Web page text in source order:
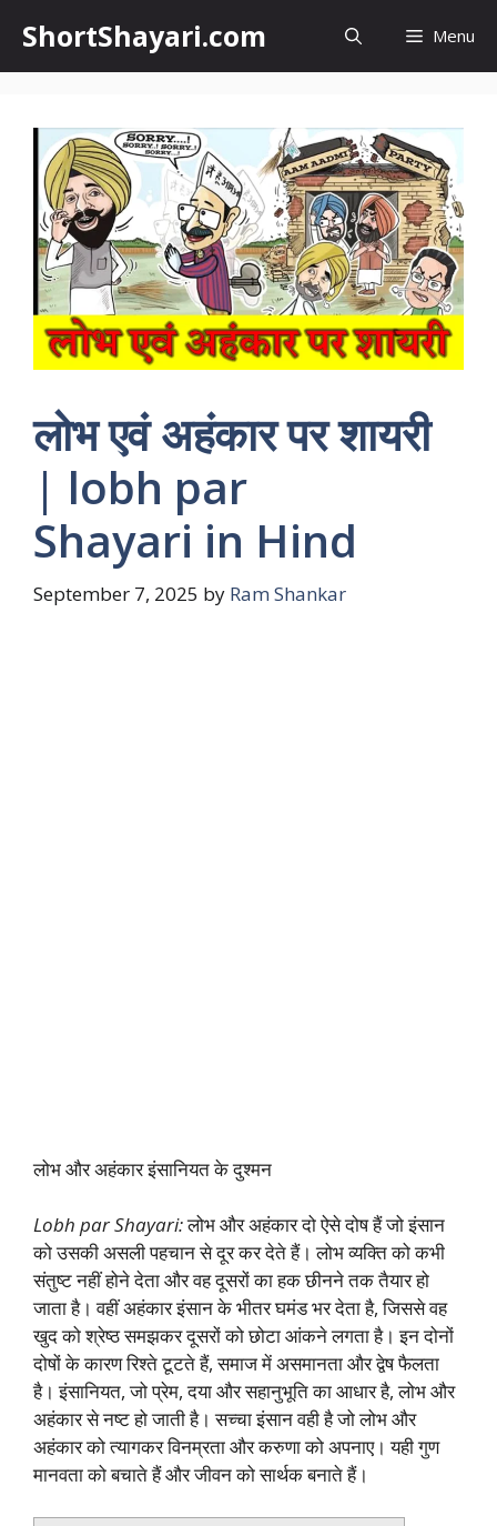
content
ShortShayari.com Menu
लोभ एवं अहंकार पर शायरी
| lobh par
Shayari in Hind
September 7, 2025 by Ram Shankar
लोभ और अहंकार इंसानियत के दुश्मन
Lobh par Shayari:लोभ और अहंकार दो ऐसे दोष हैं जो इंसान
को उसकी असली पहचान से दूर कर देते हैं। लोभ व्यक्ति को कभी
संतुष्ट नहीं होने देता और वह दूसरों का हक छीनने तक तैयार हो
जाता है। वहीं अहंकार इंसान के भीतर घमंड भर देता है, जिससे वह
खुद को श्रेष्ठ समझकर दूसरों को छोटा आंकने लगता है। इन दोनों
दोषों के कारण रिश्ते टूटते हैं, समाज में असमानता और द्वेष फैलता
है। इंसानियत, जो प्रेम, दया और सहानुभूति का आधार है, लोभ और
अहंकार से नष्ट हो जाती है। सच्चा इंसान वही है जो लोभ और
अहंकार को त्यागकर विनम्रता और करुणा को अपनाए। यही गुण
मानवता को बचाते हैं और जीवन को सार्थक बनाते हैं।